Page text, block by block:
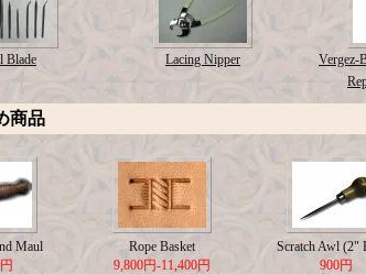
Blade Lacing Nipper
Vergez-
商品
Maul
Rope Basket
9,800円-11,400円
Scratch Awl (2"
900円